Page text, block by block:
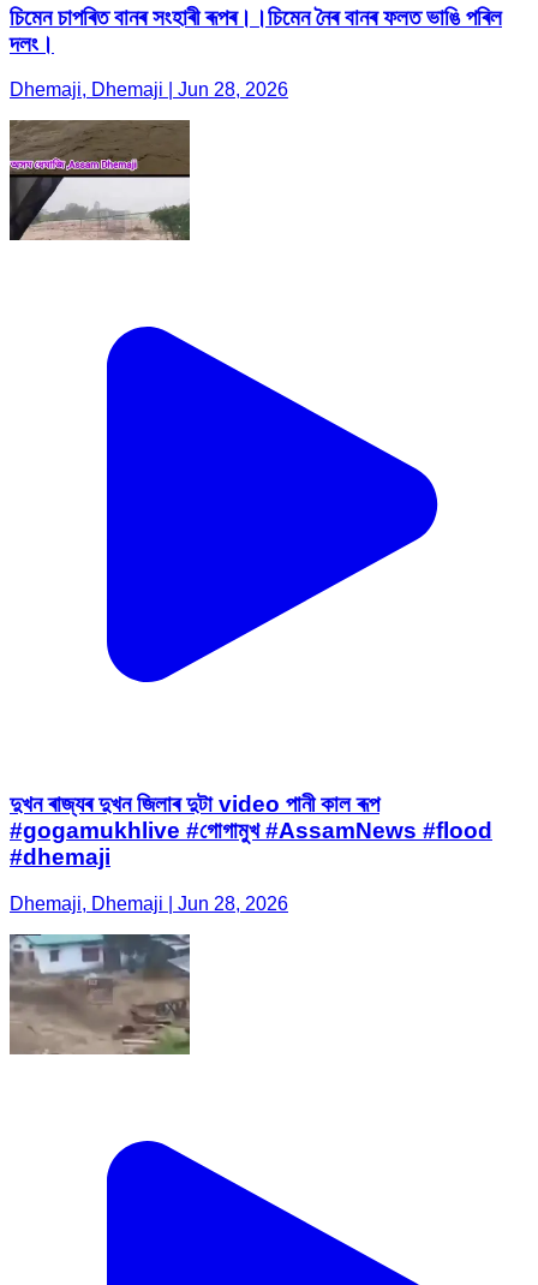
চিমেন চাপৰিত বানৰ সংহাৰী ৰূপৰ।।চিমেন নৈৰ বানৰ ফলত ভাঙি পৰিল
দলং।
Dhemaji, Dhemaji | Jun 28, 2026
দুখন ৰাজ্যৰ দুখন জিলাৰ দুটা video পানী কাল ৰূপ
#gogamukhlive #গোগামুখ #AssamNews #flood
#dhemaji
Dhemaji, Dhemaji | Jun 28, 2026